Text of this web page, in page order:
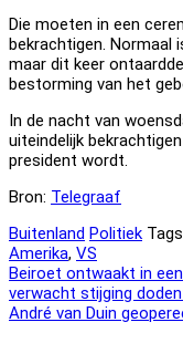
Die moeten in een
bekrachtigen. Normaal
maar dit keer
bestorming van het
In de nacht van
uiteindelijk
president wordt.
Bron: Telegraaf
Buitenland Politiek
Amerika, VS
Bericht
navigatie
Beiroet ontwaakt in
verwacht stijging
André van Duin